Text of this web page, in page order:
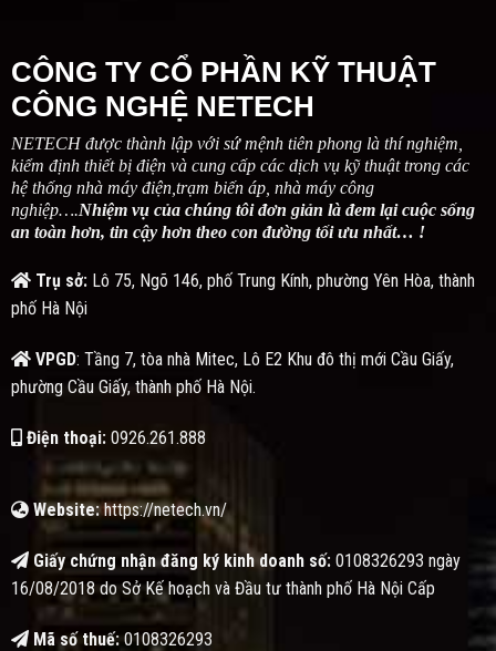
CÔNG TY CỔ PHẦN KỸ THUẬT
CÔNG NGHỆ NETECH
NETECH được thành lập với sứ mệnh tiên phong là thí nghiệm,
kiểm định thiết bị điện và cung cấp các dịch vụ kỹ thuật trong các
hệ thống nhà máy điện,trạm biến áp, nhà máy công
nghiệp….Nhiệm vụ của chúng tôi đơn giản là đem lại cuộc sống
an toàn hơn, tin cậy hơn theo con đường tối ưu nhất… !
Trụ sở:Lô 75, Ngõ 146, phố Trung Kính, phường Yên Hòa, thành
phố Hà Nội
VPGD: Tầng 7, tòa nhà Mitec, Lô E2 Khu đô thị mới Cầu Giấy,
phường Cầu Giấy, thành phố Hà Nội.
Điện thoại:0926.261.888
Website:https://netech.vn/
Giấy chứng nhận đăng ký kinh doanh số:0108326293 ngày
16/08/2018 do Sở Kế hoạch và Đầu tư thành phố Hà Nội Cấp
Mã số thuế:0108326293